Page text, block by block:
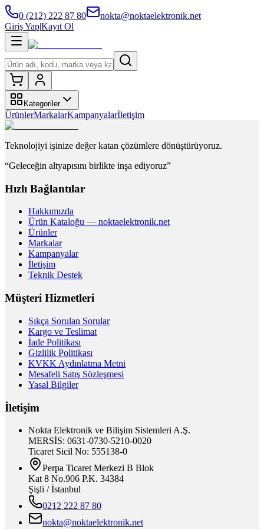
0 (212) 222 87 80
nokta@noktaelektronik.net
Giriş Yap|Kayıt Ol
Kategoriler
ÜrünlerMarkalarKampanyalarİletişim
Teknolojiyi işinize değer katan çözümlere dönüştürüyoruz.
“Geleceğin altyapısını birlikte inşa ediyoruz”
Hızlı Bağlantılar
Hakkımızda
Ürün Kataloğu — noktaelektronik.net
Ürünler
Markalar
Kampanyalar
İletişim
Teknik Destek
Müşteri Hizmetleri
Sıkça Sorulan Sorular
Kargo ve Teslimat
İade Politikası
Gizlilik Politikası
KVKK Aydınlatma Metni
Mesafeli Satış Sözleşmesi
Yasal Bilgiler
İletişim
Nokta Elektronik ve Bilişim Sistemleri A.Ş.
MERSİS: 0631-0730-5210-0020
Ticaret Sicil No: 555138-0
Perpa Ticaret Merkezi B Blok
Kat 8 No.906 P.K. 34384
Şişli / İstanbul
0212 222 87 80
nokta@noktaelektronik.net